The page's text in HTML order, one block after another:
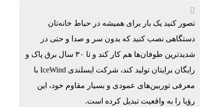
تصور کنید یک بار برای همیشه در حیاط خانه‌تان
دستگاهی نصب کنید که بدون سر و صدا و حتی در
شدیدترین طوفان‌ها هم کار کند و تا ۳۰ سال برق پاک و
رایگان برایتان تولید کند، شرکت ایسلندی IceWind با
معرفی توربین‌های عمودی و بسیار مقاوم خود، این
رؤیا را به واقعیت تبدیل کرده است.